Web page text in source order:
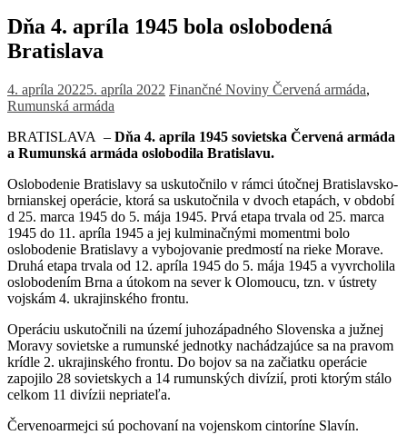
Dňa 4. apríla 1945 bola oslobodená
Bratislava
4. apríla 20225. apríla 2022 Finančné Noviny Červená armáda,
Rumunská armáda
BRATISLAVA – Dňa 4. apríla 1945 sovietska Červená armáda
a Rumunská armáda oslobodila Bratislavu.
Oslobodenie Bratislavy sa uskutočnilo v rámci útočnej Bratislavsko-
brnianskej operácie, ktorá sa uskutočnila v dvoch etapách, v období
d 25. marca 1945 do 5. mája 1945. Prvá etapa trvala od 25. marca
1945 do 11. apríla 1945 a jej kulminačnými momentmi bolo
oslobodenie Bratislavy a vybojovanie predmostí na rieke Morave.
Druhá etapa trvala od 12. apríla 1945 do 5. mája 1945 a vyvrcholila
oslobodením Brna a útokom na sever k Olomoucu, tzn. v ústrety
vojskám 4. ukrajinského frontu.
Operáciu uskutočnili na území juhozápadného Slovenska a južnej
Moravy sovietske a rumunské jednotky nachádzajúce sa na pravom
krídle 2. ukrajinského frontu. Do bojov sa na začiatku operácie
zapojilo 28 sovietskych a 14 rumunských divízií, proti ktorým stálo
celkom 11 divízii nepriateľa.
Červenoarmejci sú pochovaní na vojenskom cintoríne Slavín.